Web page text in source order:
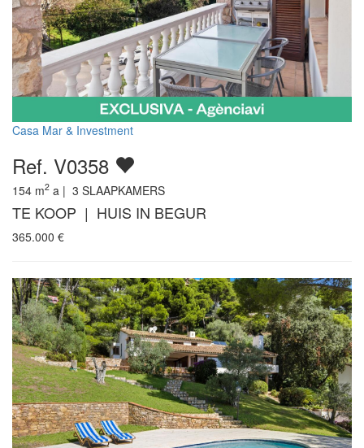
Casa Mar & Investment
Ref. V0358
154 m2 a | 3 SLAAPKAMERS
TE KOOP | HUIS IN BEGUR
365.000 €